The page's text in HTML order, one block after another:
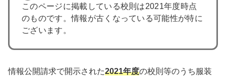
このページに掲載している校則は2021年度時点
のものです。情報が古くなっている可能性が特に
ございます。
情報公開請求で開示された2021年度の校則等のうち服装